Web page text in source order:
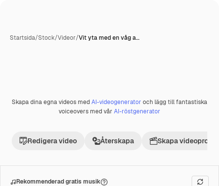
Startsida/Stock/Videor/Vit yta med en våg a…
Premie
Skapa dina egna videos medAI-videogenerator och lägg till fantastiska
voiceovers med vår AI-röstgenerator
Redigera video Återskapa Skapa
Rekommenderad gratis musik